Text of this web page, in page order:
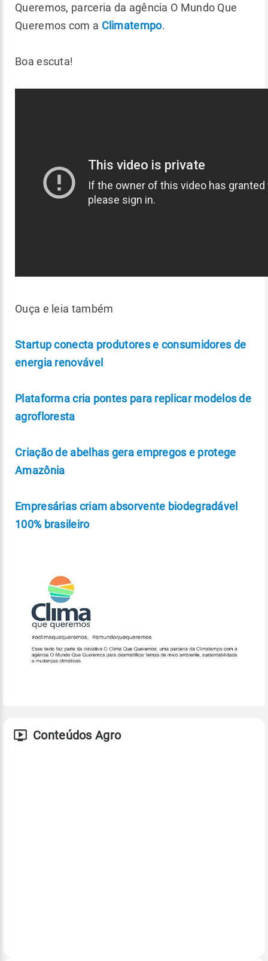
Queremos, parceria da agência O Mundo Que
Queremos com a Climatempo.
Boa escuta!
Ouça e leia também
Startup conecta produtores e consumidores de
energia renovável
Plataforma cria pontes para replicar modelos de
agrofloresta
Criação de abelhas gera empregos e protege
Amazônia
Empresárias criam absorvente biodegradável
100% brasileiro
Conteúdos Agro